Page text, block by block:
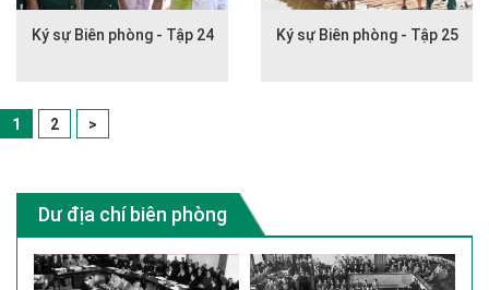
Ký sự Biên phòng - Tập 24 Ký sự Biên phòng - Tập 25
1 2 >
Dư địa chí biên phòng